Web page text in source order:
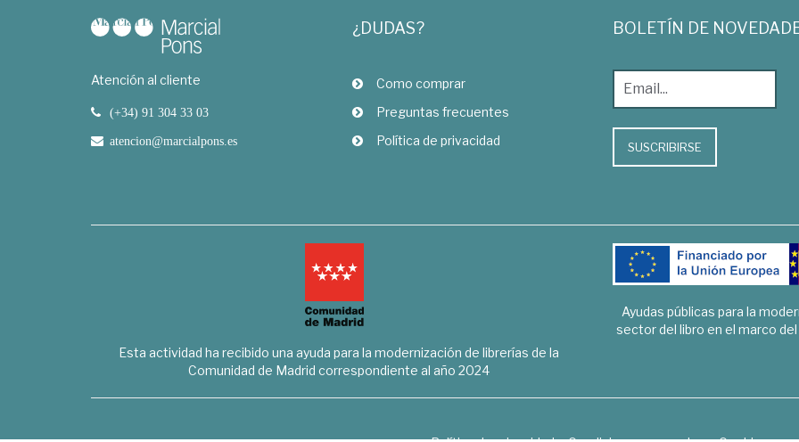
Atención al cliente
(+34) 91 304 33 03
atencion@marcialpons.es
¿DUDAS?
Como comprar
Preguntas frecuentes
Política de privacidad
BOLETÍN DE
SUSCRIBIRSE
Esta actividad ha recibido una ayuda para la modernización de librerías de la
Comunidad de Madrid correspondiente al año 2024
Ayudas públicas para la
sector del libro en el marco